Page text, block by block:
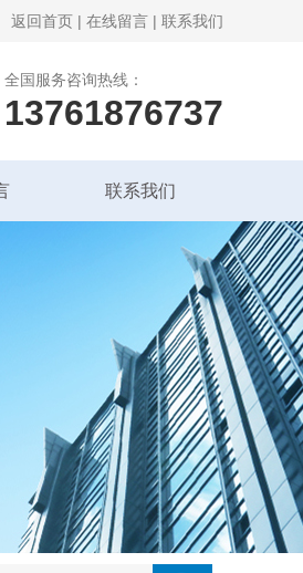
返回首页 | 在线留言 | 联系我们
全国服务咨询热线：
13761876737
联系我们